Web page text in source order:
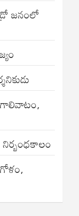
జనంలో
గాలివాటం,